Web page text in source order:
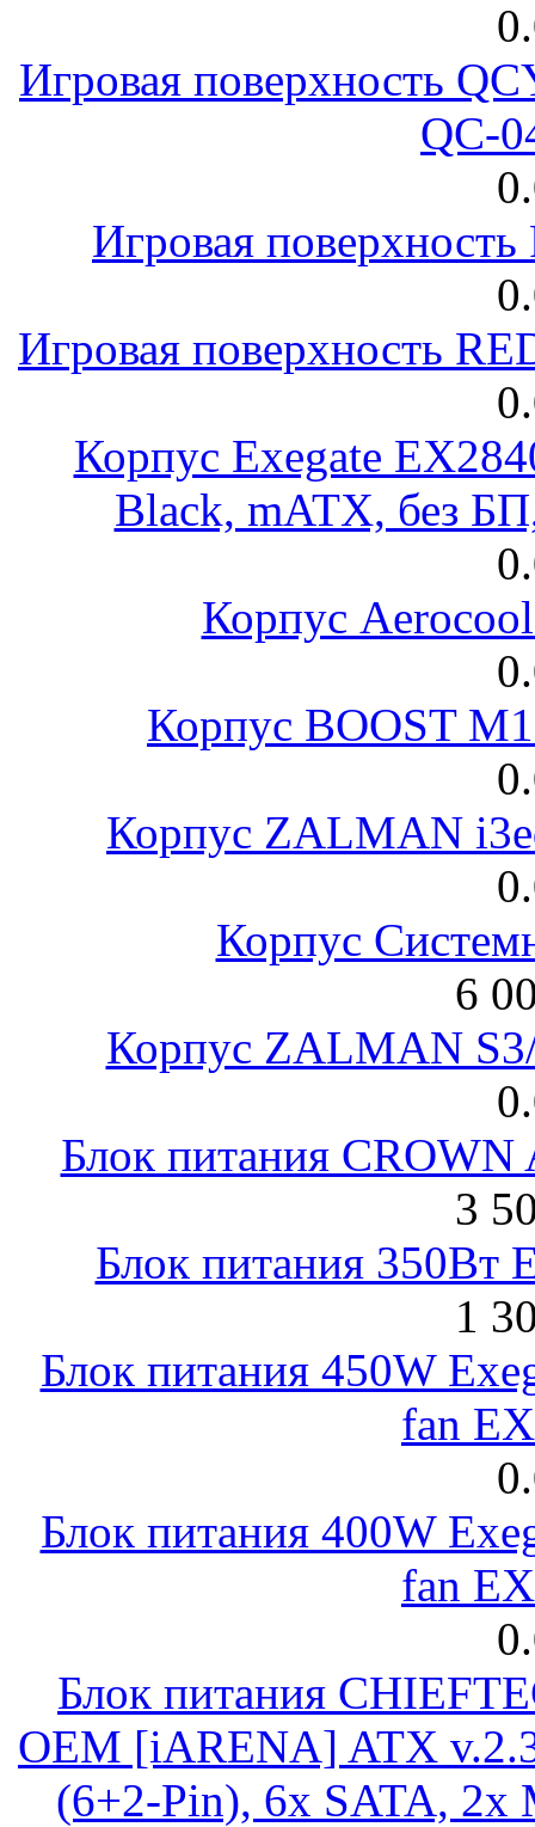
Игровая поверхность
QC-
Игровая
Игровая поверхность
Корпус Exegate
Black, mATX, без
Корпус
Корпус BOOST
Корпус ZALMAN
Корпус
6
Корпус ZALMAN
Блок питания
3
Блок питания 350Вт
1
Блок питания 450W
fan
Блок питания 400W
fan
Блок питания
OEM [iARENA] ATX
(6+2-Pin), 6x SATA, 2x